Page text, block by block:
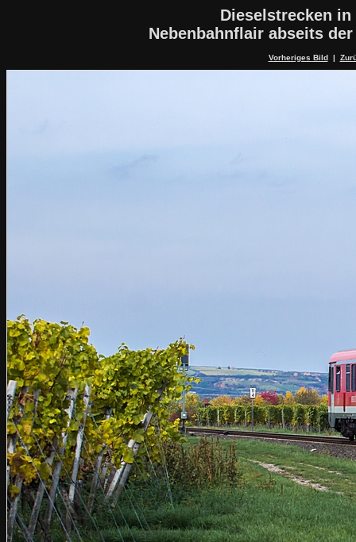
Dieselstrecken
Nebenbahnflair abseits
Vorheriges Bild